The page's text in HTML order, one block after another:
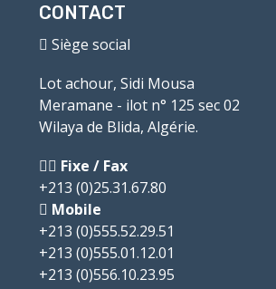
CONTACT
Siège social
Lot achour, Sidi Mousa
Meramane - ilot n° 125 sec 02
Wilaya de Blida, Algérie.
Fixe / Fax
+213 (0)25.31.67.80
Mobile
+213 (0)555.52.29.51
+213 (0)555.01.12.01
+213 (0)556.10.23.95